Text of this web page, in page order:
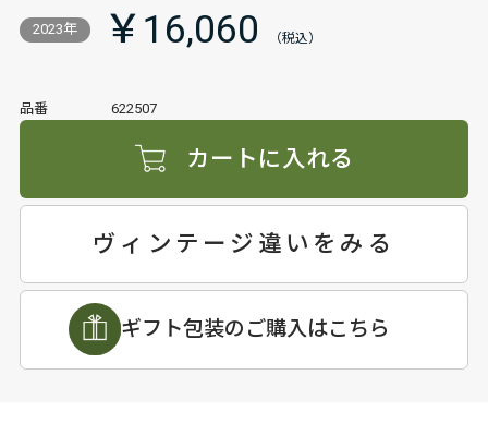
2023年 ￥16,060
品番 622507
カートに入れる
ヴィンテージ違いをみる
ギフト包装のご購入はこちら